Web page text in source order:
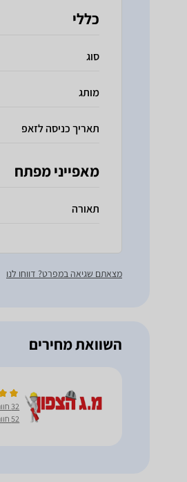
כללי
סוג
מותג
תאריך כניסה לזאפ
מאפייני מפתח
תאורה
מצאתם שגיאה במפרט? דווחו לנו
השוואת מחירים
32 חוות דעת בשנה האחרונה
52 חוות דעת בסך הכל